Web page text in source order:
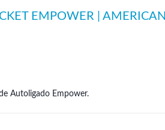
EMPOWER | AMERICAN
Autoligado Empower.